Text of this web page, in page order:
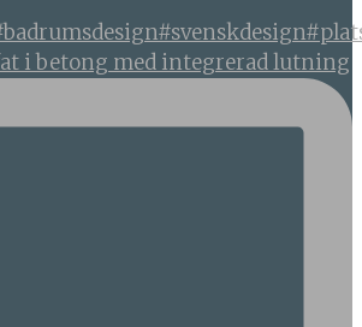
i betong med integrerad lutning